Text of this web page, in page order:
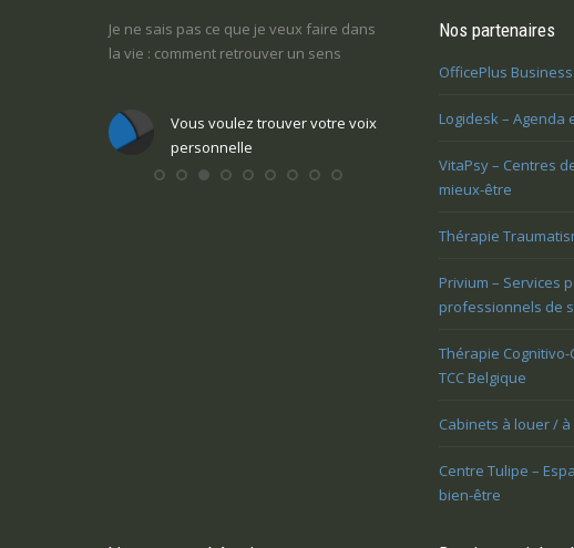
Je ne sais pas ce que je veux faire dans
la vie : comment retrouver un sens
Vous voulez trouver votre voix
personnelle
Une tuile m’est tombée
personnelle
Nos partenaires
OfficePlus
Logidesk – Agenda
VitaPsy – Centres
mieux-être
Thérapie
Privium – Services
professionnels de
Thérapie
TCC Belgique
Cabinets à louer /
Centre Tulipe –
bien-être